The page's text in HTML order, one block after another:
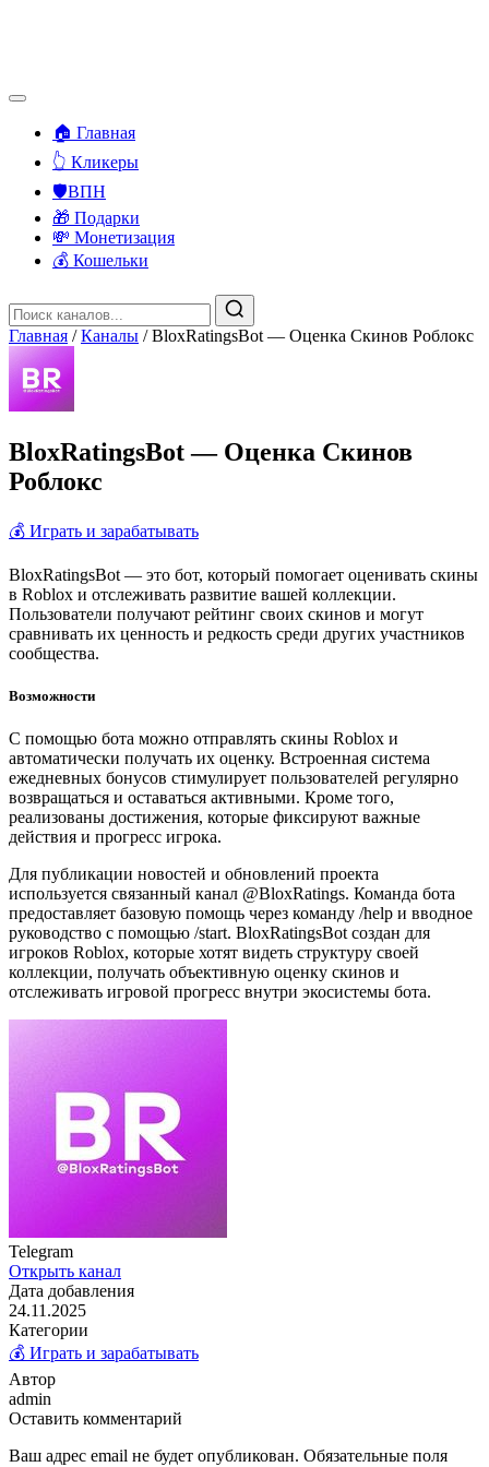
🏠 Главная
👆 Кликеры
🛡️ВПН
🎁 Подарки
💸 Монетизация
💰 Кошельки
Главная / Каналы / BloxRatingsBot — Оценка Скинов Роблокс
BloxRatingsBot — Оценка Скинов
Роблокс
💰 Играть и зарабатывать
BloxRatingsBot — это бот, который помогает оценивать скины
в Roblox и отслеживать развитие вашей коллекции.
Пользователи получают рейтинг своих скинов и могут
сравнивать их ценность и редкость среди других участников
сообщества.
Возможности
С помощью бота можно отправлять скины Roblox и
автоматически получать их оценку. Встроенная система
ежедневных бонусов стимулирует пользователей регулярно
возвращаться и оставаться активными. Кроме того,
реализованы достижения, которые фиксируют важные
действия и прогресс игрока.
Для публикации новостей и обновлений проекта
используется связанный канал @BloxRatings. Команда бота
предоставляет базовую помощь через команду /help и вводное
руководство с помощью /start. BloxRatingsBot создан для
игроков Roblox, которые хотят видеть структуру своей
коллекции, получать объективную оценку скинов и
отслеживать игровой прогресс внутри экосистемы бота.
Telegram
Открыть канал
Дата добавления
24.11.2025
Категории
💰 Играть и зарабатывать
Автор
admin
Оставить комментарий
Ваш адрес email не будет опубликован. Обязательные поля